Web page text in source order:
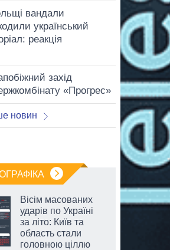
вандали
український
реакція
захід
«Прогрес»
новин
Вісім масованих
ударів по Україні
за літо: Київ та
область стали
головною ціллю